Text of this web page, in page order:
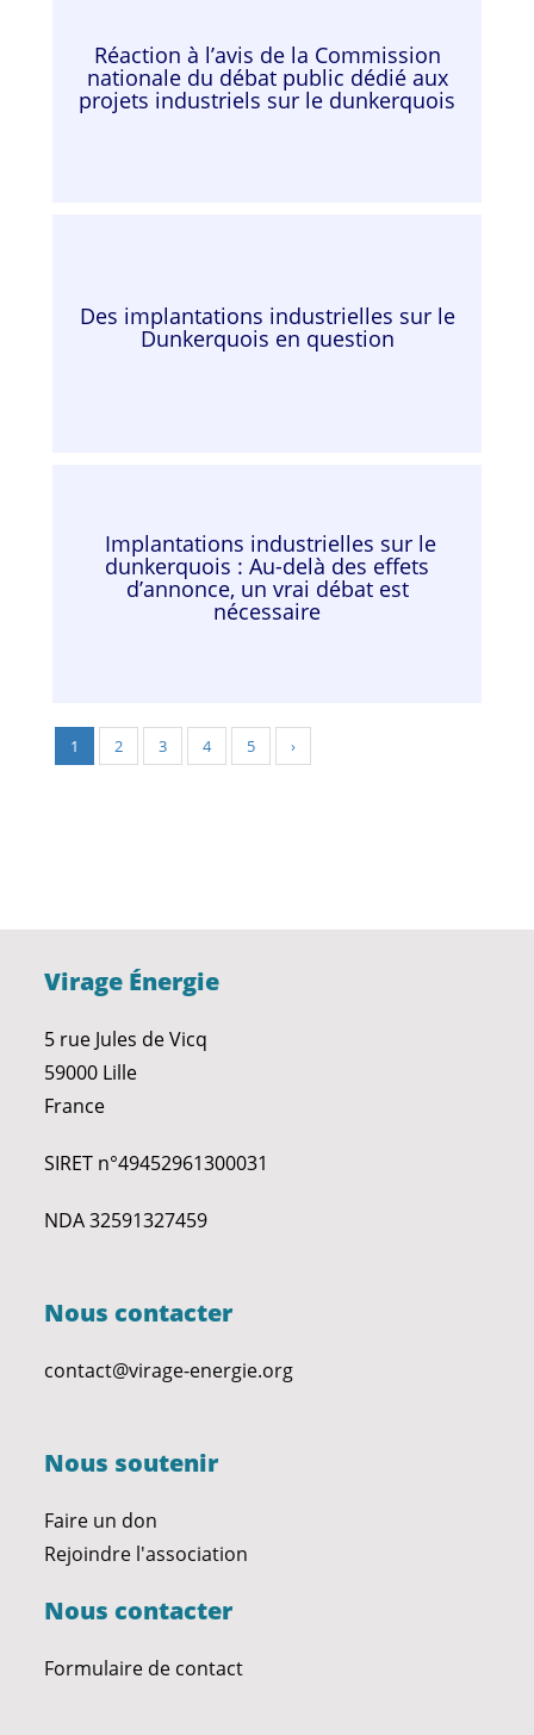
Réaction à l’avis de la Commission
nationale du débat public dédié aux
projets industriels sur le dunkerquois
Des implantations industrielles sur le
Dunkerquois en question
Implantations industrielles sur le
dunkerquois : Au-delà des effets
d’annonce, un vrai débat est
nécessaire
1 2 3 4 5 ›
Virage Énergie
5 rue Jules de Vicq
59000 Lille
France
SIRET n°49452961300031
NDA 32591327459
Nous contacter
contact@virage-energie.org
Nous soutenir
Faire un don
Rejoindre l'association
Nous contacter
Formulaire de contact